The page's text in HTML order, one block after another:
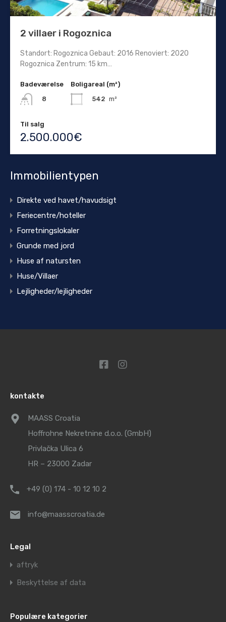
2 villaer i Rogoznica
Standort: Rogoznica Gebaut: 2016 Renoviert: 2020
Rogoznica Zentrum: 15 km…
Badeværelse
8
Boligareal (m²)
542 m²
Til salg
2.500.000€
Immobilientypen
Direkte ved havet/havudsigt
Feriecentre/hoteller
Forretningslokaler
Grunde med jord
Huse af natursten
Huse/Villaer
Lejligheder/lejligheder
kontakte
MAASS Croatia
Hoffrohne Nekretnine d.o.o. (GmbH)
Privlačka Ulica 6
HR – 23000 Zadar
+49 (0) 174 - 10 12 10 2
info@maasscroatia.de
Legal
aftryk
Beskyttelse af data
Populære kategorier